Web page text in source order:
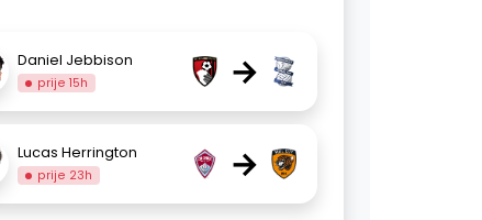
Daniel Jebbison
prije 15h →
Lucas Herrington
prije 23h →